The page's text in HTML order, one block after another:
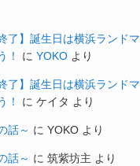
了】誕生日は横浜ランド
！
に YOKO より
了】誕生日は横浜ランド
！
に ケイタ より
話～ に YOKO より
話～ に 筑紫坊主 より